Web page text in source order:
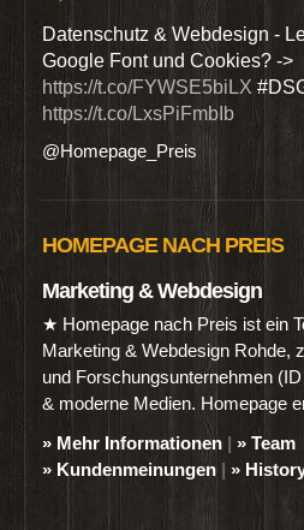
Datenschutz & Webdesign -
Google Font und Cookies? ->
https://t.co/FYWSE5biLX
https://t.co/LxsPiFmbIb
@Homepage_Preis
HOMEPAGE NACH PREIS
Marketing & Webdesign
★ Homepage nach Preis ist ein
Marketing & Webdesign Rohde,
und Forschungsunternehmen
& moderne Medien. Homepage
» Mehr Informationen | » Team
» Kundenmeinungen | »